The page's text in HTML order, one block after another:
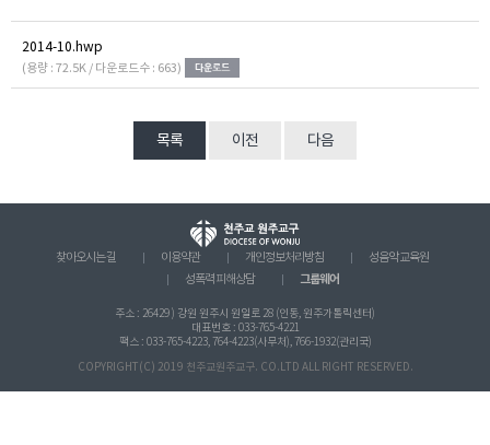
2014-10.hwp
(용량 : 72.5K / 다운로드수 : 663)
목록 이전 다음
찾아오시는 길 이용약관 개인정보처리방침
성음악 교육원
성폭력 피해상담
그룹웨어
주소 : 26429 ) 강원 원주시 원일로 28 (인동, 원주가톨릭센터)
대표번호 : 033-765-4221
팩스 : 033-765-4223, 764-4223(사무처), 766-1932(관리국)
COPYRIGHT(C) 2019 천주교원주교구. CO.LTD ALL RIGHT RESERVED.